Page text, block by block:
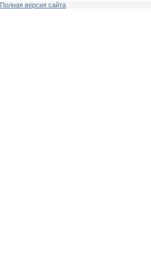
Полная версия сайта